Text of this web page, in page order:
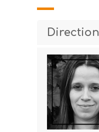
Direction